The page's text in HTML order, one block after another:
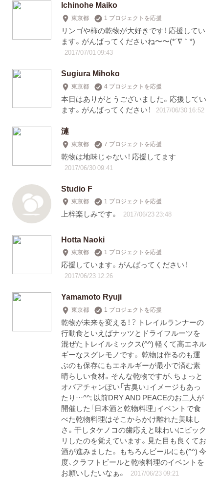
Ichinohe Maiko
東京都 1 プロジェクトを応援
リンゴや柿の乾物が大好きです！ 応援してい
ます。がんばってくださいね〜〜(*´∇｀*)
2017/07/01 09:43
Sugiura Mihoko
東京都 4 プロジェクトを応援
本日はありがとうございました。応援してい
ます。がんばってください！
2017/06/30 16:52
漣
東京都 7 プロジェクトを応援
乾物は地味じゃない！ 応援してます
2017/06/30 09:41
Studio F
東京都 1 プロジェクトを応援
上梓楽しみです。 2017/06/23 23:48
Hotta Naoki
東京都 1 プロジェクトを応援
応援しています。がんばってください！
2017/06/23 12:26
Yamamoto Ryuji
東京都 1 プロジェクトを応援
乾物が未来を変える！？ トレイルランナーの
行動食といえばナッツとドライフルーツを
混ぜたトレイルミックス(^^) 軽くて高エネル
ギーなスグレモノです。 乾物は作るのも運
ぶのも保存にもエネルギーが最小で済む素
晴らしい食材。そんな乾物ですが、ちょっと
オバアチャンぽい「古臭い」イメージもあっ
たり…^^; 以前DRY AND PEACEのお二人が
開催した「日本酒と乾物料理」イベントで食
べた乾物料理はそこからかけ離れた美味し
さ。干しタケノコの歯応えと味わいにビック
リしたのを覚えています。見た目も良くてお
酒が進みました。 もちろんビールにも(^^) 今
度、クラフトビールと乾物料理のイベントを
お願いしたいなぁ。
2017/06/23 09:21